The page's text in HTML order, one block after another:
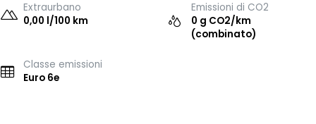
Extraurbano
0,00 l/100 km
Emissioni di CO2
0 g CO2/km
(combinato)
Classe emissioni
Euro 6e